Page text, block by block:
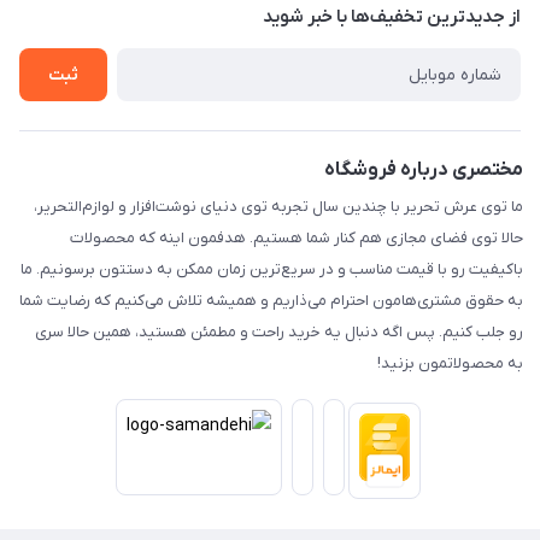
حریم خصوصی
تماس با ما
از جدید‌ترین تخفیف‌ها با‌ خبر شوید
ثبت
مختصری درباره فروشگاه
ما توی عرش تحریر با چندین سال تجربه توی دنیای نوشت‌افزار و لوازم‌التحریر،
حالا توی فضای مجازی هم کنار شما هستیم. هدفمون اینه که محصولات
باکیفیت رو با قیمت مناسب و در سریع‌ترین زمان ممکن به دستتون برسونیم. ما
به حقوق مشتری‌هامون احترام می‌ذاریم و همیشه تلاش می‌کنیم که رضایت شما
رو جلب کنیم. پس اگه دنبال یه خرید راحت و مطمئن هستید، همین حالا سری
به محصولاتمون بزنید!